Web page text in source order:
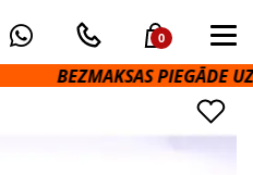
0
BEZMAKSAS PIEGĀDE